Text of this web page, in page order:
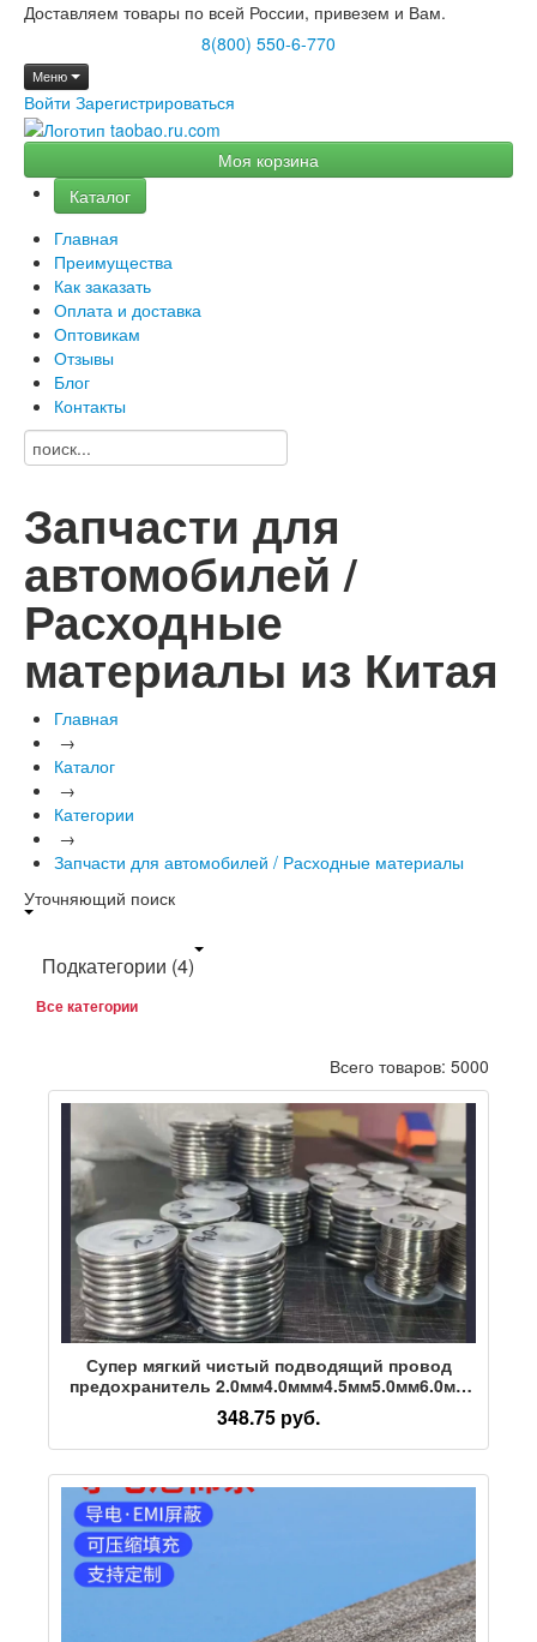
Доставляем товары по всей России, привезем и Вам.
8(800) 550-6-770
Меню
Войти Зарегистрироваться
Моя корзина
Каталог
Главная
Преимущества
Как заказать
Оплата и доставка
Оптовикам
Отзывы
Блог
Контакты
Запчасти для
автомобилей /
Расходные
материалы из Китая
Главная
→
Каталог
→
Категории
→
Запчасти для автомобилей / Расходные материалы
Уточняющий поиск
Подкатегории (4)
Все категории
Всего товаров: 5000
Супер мягкий чистый подводящий провод
предохранитель 2.0мм4.0ммм4.5мм5.0мм6.0мм
электролитический подводящий провод
свинцовая прокладка
348.75 руб.